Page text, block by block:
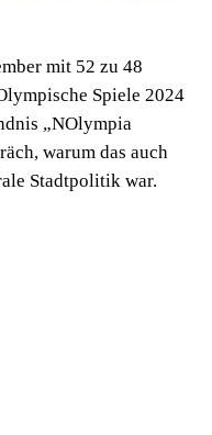
mit 52 zu 48
Spiele 2024
„NOlympia
warum das auch
Stadtpolitik war.